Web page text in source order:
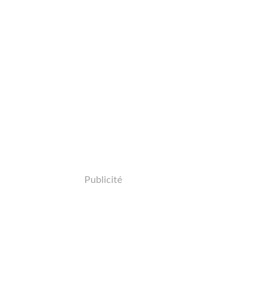
Publicité